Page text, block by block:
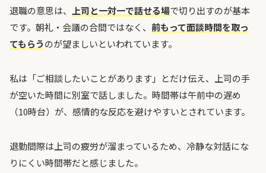
退職の意思は、 上司と一対一で話せる場で切り出すのが基本
です。朝礼・会議の合間ではなく、 前もって面談時間を取っ
てもらうのが望ましいといわれています。
私は「ご相談したいことがあります」とだけ伝え、上司の手
が空いた時間に別室で話しました。時間帯は午前中の遅め
（10時台）が、感情的な反応を避けやすいとされています。
退勤間際は上司の疲労が溜まっているため、冷静な対話にな
りにくい時間帯だと感じました。